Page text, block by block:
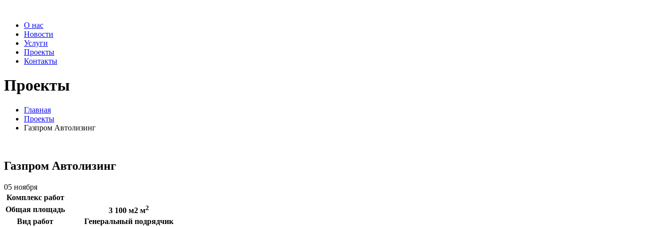
О нас
Новости
Услуги
Проекты
Контакты
Проекты
Главная
Проекты
Газпром Автолизинг
Газпром Автолизинг
05 ноября
Комплекс работ
Общая площадь
3 100 м2 м2
Вид работ
Генеральный подрядчик